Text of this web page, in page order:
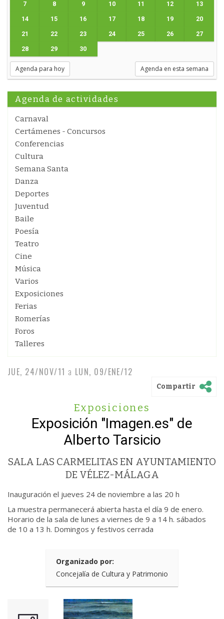
7 8 9 10 11 12 13
14 15 16 17 18 19 20
21 22 23 24 25 26 27
28 29 30
Agenda para hoy Agenda en esta semana
Agenda de actividades
Carnaval
Certámenes - Concursos
Conferencias
Cultura
Semana Santa
Danza
Deportes
Juventud
Baile
Poesía
Teatro
Cine
Música
Varios
Exposiciones
Ferias
Romerías
Foros
Talleres
JUE, 24/NOV/11 a LUN, 09/ENE/12
Compartir
Exposiciones
Exposición "Imagen.es" de
Alberto Tarsicio
SALA LAS CARMELITAS EN AYUNTAMIENTO
DE VÉLEZ-MÁLAGA
Inauguración el jueves 24 de noviembre a las 20 h
La muestra permanecerá abierta hasta el día 9 de enero.
Horario de la sala de lunes a viernes de 9 a 14 h. sábados
de 10 a 13 h. Domingos y festivos cerrada
Organizado por:
Concejalía de Cultura y Patrimonio